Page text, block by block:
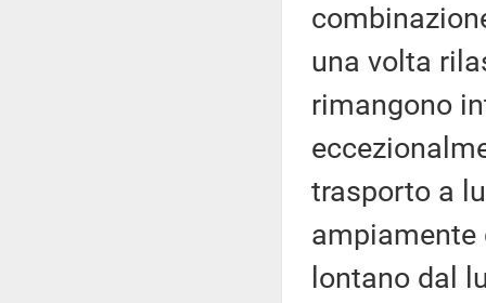
una volta
rimangono
trasporto a
ampiamente
lontano dal